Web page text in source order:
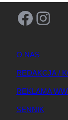
Facebook Instagram
O NAS
REDAKCJA /
REKLAMA
SENNIK